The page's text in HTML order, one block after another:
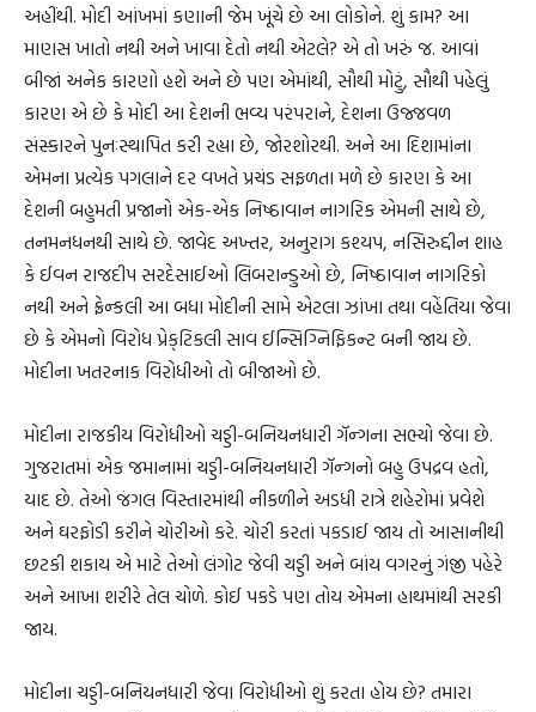
અહીંથી. મોદી આંખમાં કણાની જેમ ખૂંચે છે આ લોકોને. શું કામ? આ
માણસ ખાતો નથી અને ખાવા દેતો નથી એટલે? એ તો ખરું જ. આવાં
બીજાં અનેક કારણો હશે અને છે પણ એમાંથી, સૌથી મોટું, સૌથી પહેલું
કારણ એ છે કે મોદી આ દેશની ભવ્ય પરંપરાને, દેશના ઉજ્જવળ
સંસ્કારને પુનઃસ્થાપિત કરી રહ્યા છે, જોરશોરથી. અને આ દિશામાંના
એમના પ્રત્યેક પગલાને દર વખતે પ્રચંડ સફળતા મળે છે કારણ કે આ
દેશની બહુમતી પ્રજાનો એક-એક નિષ્ઠાવાન નાગરિક એમની સાથે છે,
તનમનધનથી સાથે છે. જાવેદ અખ્તર, અનુરાગ કશ્યપ, નસિરુદ્દીન શાહ
કે ઈવન રાજદીપ સરદેસાઈઓ લિબરાન્ડુઓ છે, નિષ્ઠાવાન નાગરિકો
નથી અને ફ્રેન્કલી આ બધા મોદીની સામે એટલા ઝાંખા તથા વહેંતિયા જેવા
છે કે એમનો વિરોધ પ્રેક્‌ટિકલી સાવ ઈન્સિગ્નિફિકન્ટ બની જાય છે.
મોદીના ખતરનાક વિરોધીઓ તો બીજાઓ છે.
મોદીના રાજકીય વિરોધીઓ ચડ્ડી-બનિયનધારી ગૅન્ગના સભ્યો જેવા છે.
ગુજરાતમાં એક જમાનામાં ચડ્ડી-બનિયનધારી ગૅન્ગનો બહુ ઉપદ્રવ હતો,
યાદ છે. તેઓ જંગલ વિસ્તારમાંથી નીકળીને અડધી રાત્રે શહેરોમાં પ્રવેશે
અને ઘરફોડી કરીને ચોરીઓ કરે. ચોરી કરતાં પકડાઈ જાય તો આસાનીથી
છટકી શકાય એ માટે તેઓ લંગોટ જેવી ચડ્ડી અને બાંય વગરનું ગંજી પહેરે
અને આખા શરીરે તેલ ચોળે. કોઈ પકડે પણ તોય એમના હાથમાંથી સરકી
જાય.
મોદીના ચડ્ડી-બનિયનધારી જેવા વિરોધીઓ શું કરતા હોય છે? તમારા